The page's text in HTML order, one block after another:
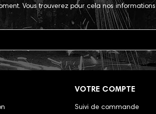
Vous trouverez pour cela nos
VOTRE COMPTE
Suivi de commande